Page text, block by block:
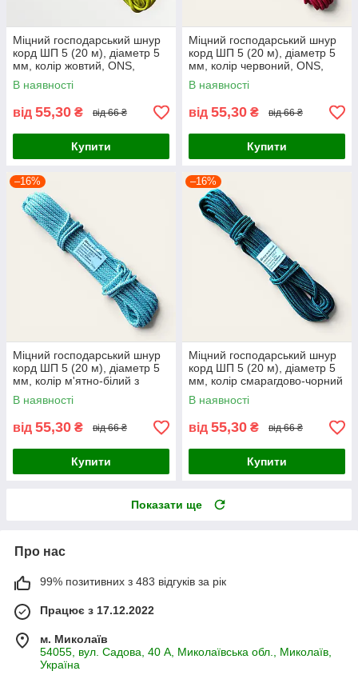
Міцний господарський шнур
корд ШП 5 (20 м), діаметр 5
мм, колір жовтий, ONS,
Україна
В наявності
від 55,30 ₴ від 66 ₴
Купити
Міцний господарський шнур
корд ШП 5 (20 м), діаметр 5
мм, колір червоний, ONS,
Україна
В наявності
від 55,30 ₴ від 66 ₴
Купити
–16%
Міцний господарський шнур
корд ШП 5 (20 м), діаметр 5
мм, колір м'ятно-білий з
візерунком, ONS, Україна
В наявності
від 55,30 ₴ від 66 ₴
Купити
–16%
Міцний господарський шнур
корд ШП 5 (20 м), діаметр 5
мм, колір смарагдово-чорний
з візерунком, ONS, Україна
В наявності
від 55,30 ₴ від 66 ₴
Купити
Показати ще
Про нас
99% позитивних з 483 відгуків за рік
Працює з 17.12.2022
м. Миколаїв
54055, вул. Садова, 40 А, Миколаївська обл., Миколаїв,
Україна